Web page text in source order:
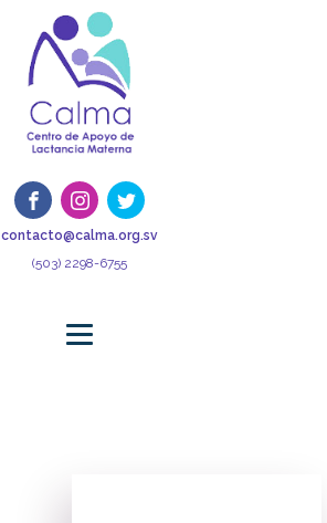
contacto@calma.org.sv
(503) 2298-6755